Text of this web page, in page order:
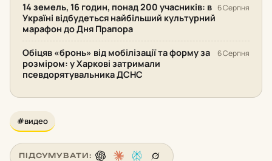
14 земель, 16 годин, понад 200 учасників: в
Україні відбудеться найбільший культурний
марафон до Дня Прапора
6 Серпня
Обіцяв «бронь» від мобілізації та форму за
розміром: у Харкові затримали
псевдорятувальника ДСНС
6 Серпня
#видео
ПІДСУМУВАТИ: